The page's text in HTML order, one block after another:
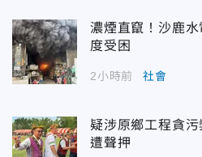
濃煙直竄！沙鹿
度受困
2小時前 社會
疑涉原鄉工程貪
遭聲押